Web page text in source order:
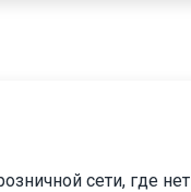
сети, где